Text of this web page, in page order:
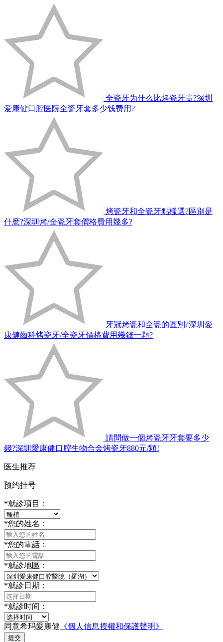
全瓷牙为什么比烤瓷牙贵?深圳
爱康健口腔医院全瓷牙套多少钱费用?
烤瓷牙和全瓷牙點樣選?區別是
什麽?深圳烤/全瓷牙套價格費用幾多?
牙冠烤瓷和全瓷的區別?深圳愛
康健齒科烤瓷牙/全瓷牙價格費用幾錢一顆?
請問做一個烤瓷牙牙套要多少
錢?深圳愛康健口腔生物合金烤瓷牙880元/顆!
医生推荐
预约挂号
*就診項目：
*您的姓名：
*您的電話：
*就診地區：
*就診日期：
*就診时间：
同意希玛愛康健 《個人信息授權和保護聲明》
提交